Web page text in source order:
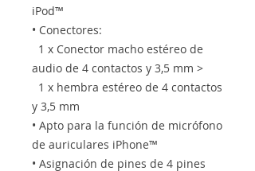
iPod™
• Conectores:
1 x Conector macho estéreo de
audio de 4 contactos y 3,5 mm >
1 x hembra estéreo de 4 contactos
y 3,5 mm
• Apto para la función de micrófono
de auriculares iPhone™
• Asignación de pines de 4 pines